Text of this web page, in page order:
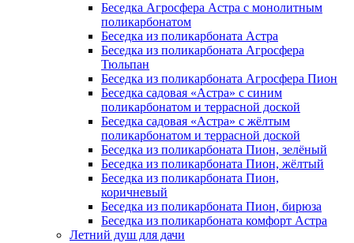
Беседка Агросфера Астра с монолитным
поликарбонатом
Беседка из поликарбоната Астра
Беседка из поликарбоната Агросфера
Тюльпан
Беседка из поликарбоната Агросфера Пион
Беседка садовая «Астра» с синим
поликарбонатом и террасной доской
Беседка садовая «Астра» с жёлтым
поликарбонатом и террасной доской
Беседка из поликарбоната Пион, зелёный
Беседка из поликарбоната Пион, жёлтый
Беседка из поликарбоната Пион,
коричневый
Беседка из поликарбоната Пион, бирюза
Беседка из поликарбоната комфорт Астра
Летний душ для дачи